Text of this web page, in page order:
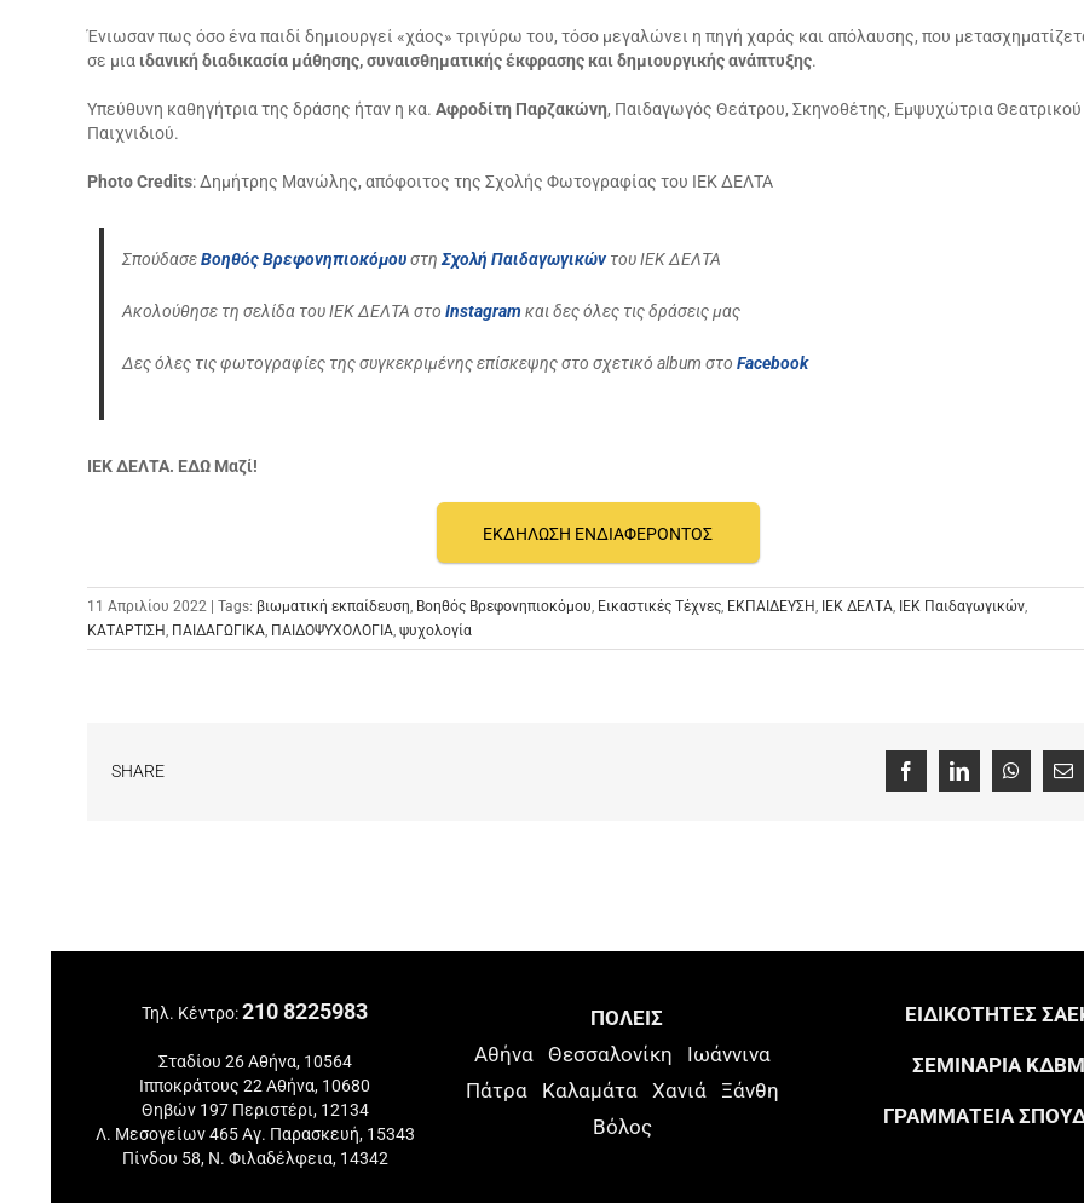
Ένιωσαν πως όσο ένα παιδί δημιουργεί «χάος» τριγύρω του, τόσο μεγαλώνει η πηγή χαράς και απόλαυσης, που
σε μια ιδανική διαδικασία μάθησης, συναισθηματικής έκφρασης και δημιουργικής ανάπτυξης.
Υπεύθυνη καθηγήτρια της δράσης ήταν η κα. Αφροδίτη Παρζακώνη, Παιδαγωγός Θεάτρου, Σκηνοθέτης, Εμψυχώτρια Θεατρικού
Παιχνιδιού.
Photo Credits: Δημήτρης Μανώλης, απόφοιτος της Σχολής Φωτογραφίας του ΙΕΚ ΔΕΛΤΑ
ΣπούδασεΒοηθός Βρεφονηπιοκόμουστη Σχολή Παιδαγωγικώντου ΙΕΚ ΔΕΛΤΑ
Ακολούθησε τη σελίδα του ΙΕΚ ΔΕΛΤΑ στο Instagramκαι δες όλες τις δράσεις μας
Δες όλες τις φωτογραφίες της συγκεκριμένης επίσκεψης στο σχετικό album στο Facebook
ΙΕΚ ΔΕΛΤΑ. ΕΔΩ Μαζί!
ΕΚΔΗΛΩΣΗ ΕΝΔΙΑΦΕΡΟΝΤΟΣ
11 Απριλίου 2022 | Tags: βιωματική εκπαίδευση Βοηθός Βρεφονηπιοκόμου Εικαστικές Τέχνες ΕΚΠΑΙΔΕΥΣΗ ΙΕΚ ΔΕΛΤΑ ΙΕΚ Παιδαγωγικών
ΚΑΤΑΡΤΙΣΗ ΠΑΙΔΑΓΩΓΙΚΑ ΠΑΙΔΟΨΥΧΟΛΟΓΙΑ ψυχολογία
SHARE FacebookLinkedIn
Τηλ. Κέντρο:210 8225983
Σταδίου 26 Αθήνα, 10564
Ιπποκράτους 22 Αθήνα, 10680
Θηβών 197 Περιστέρι, 12134
Λ. Μεσογείων 465 Αγ. Παρασκευή, 15343
Πίνδου 58, Ν. Φιλαδέλφεια, 14342
ΠΟΛΕΙΣ
Αθήνα
Θεσσαλονίκη
Ιωάννινα
Πάτρα
Καλαμάτα Χανιά
Ξάνθη
Βόλος
ΕΙΔΙΚΟΤΗΤΕΣ
ΣΕΜΙΝΑΡΙΑ
ΓΡΑΜΜΑΤΕΙΑ